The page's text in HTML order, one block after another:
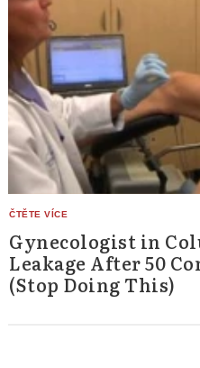
Gynecologist in
Leakage After 50
(Stop Doing This)